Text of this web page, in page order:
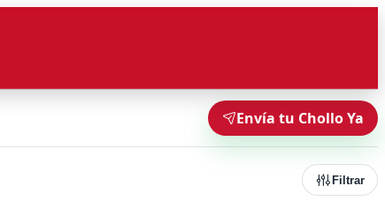
Envía tu Chollo Ya
Filtrar